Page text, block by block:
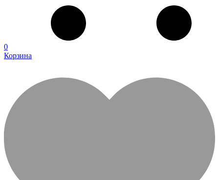
0
Корзина